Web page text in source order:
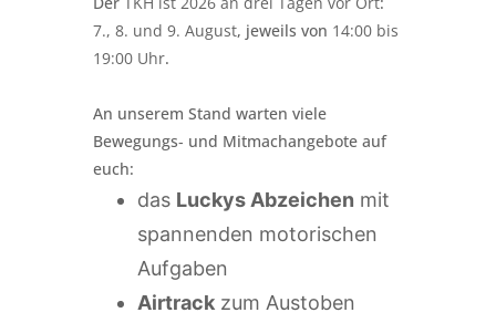
7., 8. und 9. August, jeweils von 14:00 bis
19:00 Uhr.
An unserem Stand warten viele
Bewegungs‑ und Mitmachangebote auf
euch:
das Luckys Abzeichen mit
spannenden motorischen
Aufgaben
Airtrack zum Austoben